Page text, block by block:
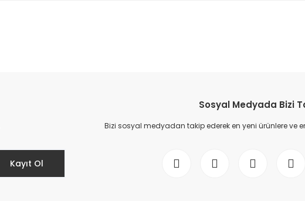
Kayıt Ol
Sosyal Medyada Bizi
Bizi sosyal medyadan takip ederek en yeni ürünlere ve